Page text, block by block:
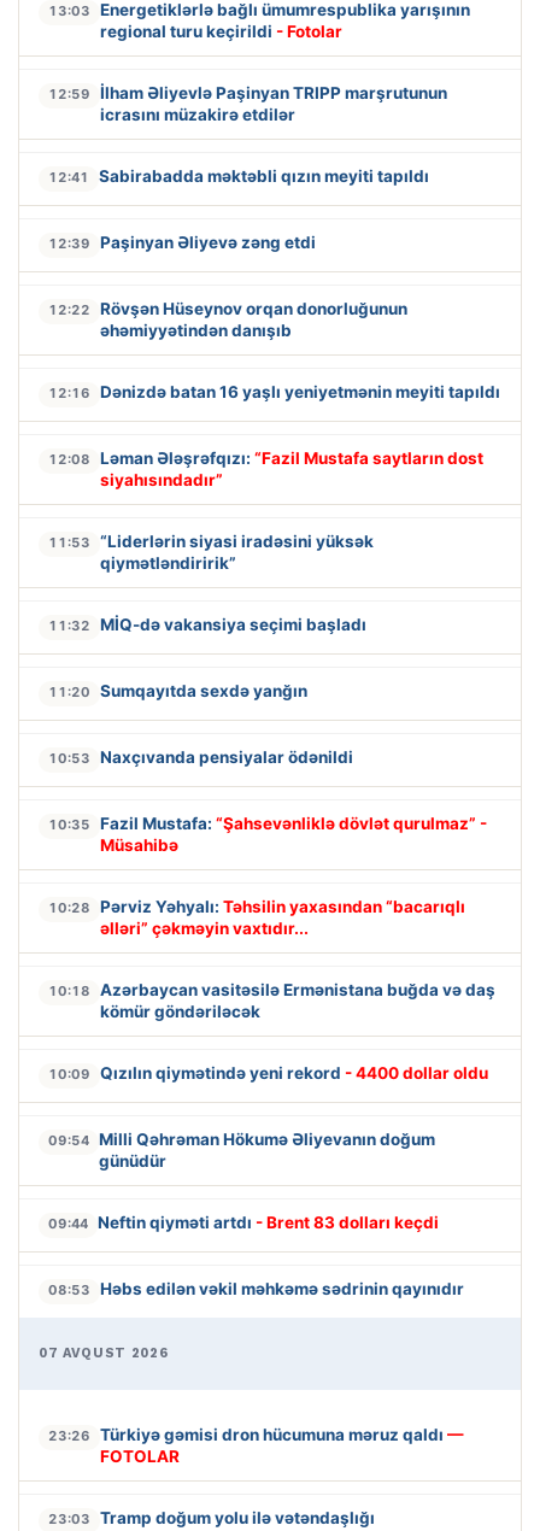
13:03
Energetiklərlə bağlı ümumrespublika yarışının
regional turu keçirildi - Fotolar
12:59
İlham Əliyevlə Paşinyan TRIPP marşrutunun
icrasını müzakirə etdilər
12:41 Sabirabadda məktəbli qızın meyiti tapıldı
12:39 Paşinyan Əliyevə zəng etdi
12:22
Rövşən Hüseynov orqan donorluğunun
əhəmiyyətindən danışıb
12:16 Dənizdə batan 16 yaşlı yeniyetmənin meyiti tapıldı
12:08 Ləman Ələşrəfqızı: “Fazil Mustafa saytların dost
siyahısındadır”
11:53
“Liderlərin siyasi iradəsini yüksək
qiymətləndiririk”
11:32 MİQ-də vakansiya seçimi başladı
11:20 Sumqayıtda sexdə yanğın
10:53 Naxçıvanda pensiyalar ödənildi
10:35 Fazil Mustafa: “Şahsevənliklə dövlət qurulmaz” -
Müsahibə
10:28 Pərviz Yəhyalı: Təhsilin yaxasından “bacarıqlı
əlləri” çəkməyin vaxtıdır...
10:18
Azərbaycan vasitəsilə Ermənistana buğda və daş
kömür göndəriləcək
10:09 Qızılın qiymətində yeni rekord - 4400 dollar oldu
09:54 Milli Qəhrəman Hökumə Əliyevanın doğum
günüdür
09:44 Neftin qiyməti artdı - Brent 83 dolları keçdi
08:53 Həbs edilən vəkil məhkəmə sədrinin qayınıdır
07 AVQUST 2026
23:26 Türkiyə gəmisi dron hücumuna məruz qaldı —
FOTOLAR
23:03
Tramp doğum yolu ilə vətəndaşlığı